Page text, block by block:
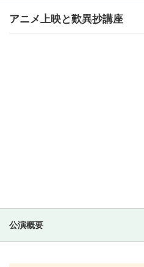
アニメ上映と歎異抄講座
公演概要